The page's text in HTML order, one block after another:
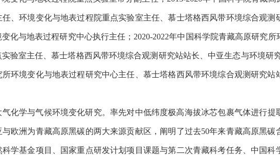
、环境变化与地表过程院重点实验室主任、慕士塔格西风带环境综合观测
化与地表过程研究中心执行主任； 2020-2022年中国科学院青藏高原研究所
验室主任、慕士塔格西风带环境综合观测研究站站长、中亚生态与环境研
环境变化与地表过程研究中心主任、慕士塔格西风带环境综合观测研究站
化学与气候环境变化研究。率先对中低纬度极高海拔冰芯包裹气体进行提
欧洲为青藏高原黑碳的两大来源贡献区，阐明了过去50年来青藏高原黑碳
学基金项目、国家重点研发计划项目课题与第二次青藏科考任务、中国科